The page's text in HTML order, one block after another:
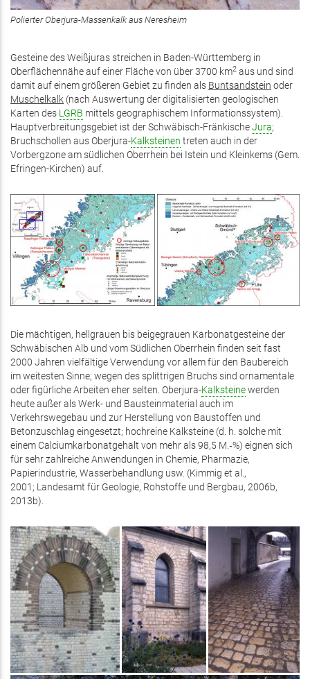
Polierter Oberjura-Massenkalk aus Neresheim
Gesteine des Weißjuras streichen in Baden-Württemberg in
Oberflächennähe auf einer Fläche von über 3700 km2 aus und sind
damit auf einem größeren Gebiet zu finden als Buntsandstein oder
Muschelkalk (nach Auswertung der digitalisierten geologischen
Karten des LGRB mittels geographischem Informationssystem).
Hauptverbreitungsgebiet ist der Schwäbisch-FränkischeJura;
Bruchschollen aus Oberjura-Kalksteinen treten auch in der
Vorbergzone am südlichen Oberrhein bei Istein und Kleinkems (Gem.
Efringen-Kirchen) auf.
Die mächtigen, hellgrauen bis beigegrauen Karbonatgesteine der
Schwäbischen Alb und vom Südlichen Oberrhein finden seit fast
2000 Jahren vielfältige Verwendung vor allem für den Baubereich
im weitesten Sinne; wegen des splittrigen Bruchs sind ornamentale
oder figürliche Arbeiten eher selten. Oberjura-Kalksteinewerden
heute außer als Werk- und Bausteinmaterial auch im
Verkehrswegebau und zur Herstellung von Baustoffen und
Betonzuschlag eingesetzt; hochreine Kalksteine (d. h. solche mit
einem Calciumkarbonatgehalt von mehr als 98,5 M.‑%) eignen sich
für sehr zahlreiche Anwendungen in Chemie, Pharmazie,
Papierindustrie, Wasserbehandlung usw. (Kimmig et al.,
2001; Landesamt für Geologie, Rohstoffe und Bergbau, 2006b,
2013b).